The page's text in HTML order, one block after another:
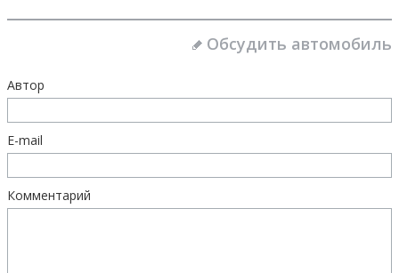
Обсудить автомобиль
Автор
E-mail
Комментарий